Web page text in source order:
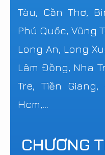
Tàu, Cần Thơ,
Phú Quốc, Vũng
Long An, Long
Lâm Đồng, Nha
Tre, Tiền
Hcm,...
CHƯƠNG